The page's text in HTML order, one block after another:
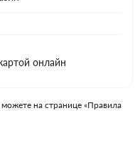
онлайн
на странице «Правила